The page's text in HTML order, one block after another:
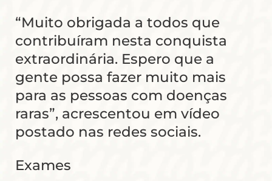
“Muito obrigada a todos que
contribuíram nesta conquista
extraordinária. Espero que a
gente possa fazer muito mais
para as pessoas com doenças
raras”, acrescentou em vídeo
postado nas redes sociais.
Exames